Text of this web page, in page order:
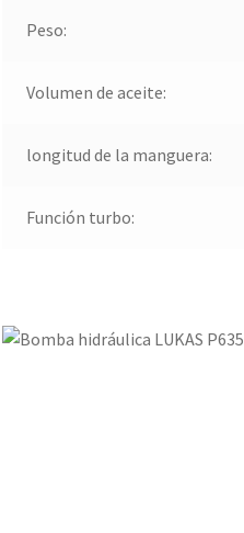
Peso:
Volumen de aceite:
longitud de la manguera:
Función turbo: